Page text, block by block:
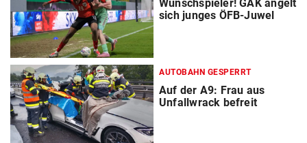
Wunschspieler! GAK angelt
sich junges ÖFB-Juwel
AUTOBAHN GESPERRT
Auf der A9: Frau aus
Unfallwrack befreit